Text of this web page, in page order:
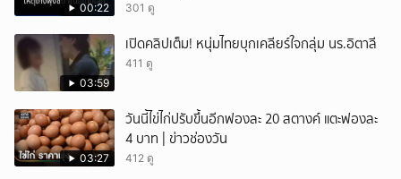
00:22 301 ดู
03:59
เปิดคลิปเต็ม! หนุ่มไทยบุกเคลียร์ใจกลุ่ม นร.อิตาลี
411 ดู
03:27
วันนี้ไข่ไก่ปรับขึ้นอีกฟองละ 20 สตางค์ แตะฟองละ
4 บาท | ข่าวช่องวัน
412 ดู